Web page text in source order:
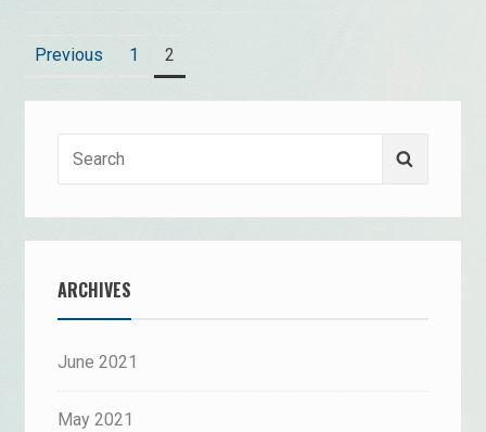
Posts
navigation
Previous Page
1 Page
2
ARCHIVES
June 2021
May 2021